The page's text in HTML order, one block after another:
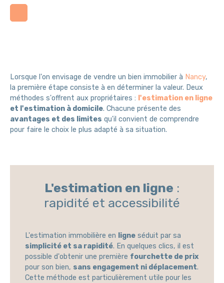
Lorsque l'on envisage de vendre un bien immobilier à Nancy,
la première étape consiste à en déterminer la valeur. Deux
méthodes s'offrent aux propriétaires : l'estimation en ligne
et l'estimation à domicile. Chacune présente des
avantages et des limites qu'il convient de comprendre
pour faire le choix le plus adapté à sa situation.
L'estimation en ligne :
rapidité et accessibilité
L'estimation immobilière en ligne séduit par sa
simplicité et sa rapidité. En quelques clics, il est
possible d'obtenir une première fourchette de prix
pour son bien, sans engagement ni déplacement.
Cette méthode est particulièrement utile pour les